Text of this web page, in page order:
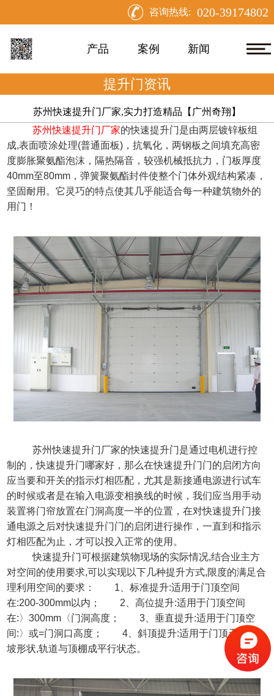
咨询热线: 020-39174802
产品 案例 新闻
提升门资讯
苏州快速提升门厂家,实力打造精品【广州奇翔】
苏州快速提升门厂家的快速提升门是由两层镀锌板组
成,表面喷涂处理(普通面板)，抗氧化，两钢板之间填充高密
度膨胀聚氨酯泡沫，隔热隔音，较强机械抵抗力，门板厚度
40mm至80mm，弹簧聚氨酯封件使整个门体外观结构紧凑，
坚固耐用。它灵巧的特点使其几乎能适合每一种建筑物外的
用门！
苏州快速提升门厂家的快速提升门是通过电机进行控
制的，快速提升门哪家好，那么在快速提升门门的启闭方向
应当要和开关的指示灯相匹配，尤其是新接通电源进行试车
的时候或者是在输入电源变相换线的时候，我们应当用手动
装置将门帘放置在门洞高度一半的位置，在对快速提升门接
通电源之后对快速提升门门的启闭进行操作，一直到和指示
灯相匹配为止，才可以投入正常的使用。
快速提升门可根据建筑物现场的实际情况,结合业主方
对空间的使用要求,可以实现以下几种提升方式,限度的满足合
理利用空间的要求： 1、标准提升:适用于门顶空间
在:200-300mm以内； 2、高位提升:适用于门顶空间
在:〉300mm〈门洞高度； 3、垂直提升:适用于门顶空
间:〉或=门洞口高度； 4、斜顶提升:适用于门顶天花斜
坡形状,轨道与顶棚成平行状态。